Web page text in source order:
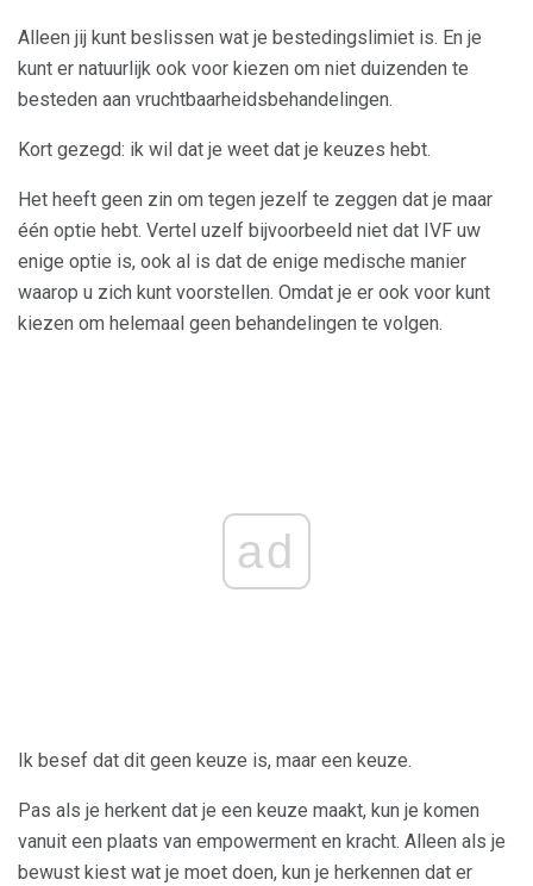
Alleen jij kunt beslissen wat je bestedingslimiet is. En je
kunt er natuurlijk ook voor kiezen om niet duizenden te
besteden aan vruchtbaarheidsbehandelingen.
Kort gezegd: ik wil dat je weet dat je keuzes hebt.
Het heeft geen zin om tegen jezelf te zeggen dat je maar
één optie hebt. Vertel uzelf bijvoorbeeld niet dat IVF uw
enige optie is, ook al is dat de enige medische manier
waarop u zich kunt voorstellen. Omdat je er ook voor kunt
kiezen om helemaal geen behandelingen te volgen.
ad
Ik besef dat dit geen keuze is, maar een keuze.
Pas als je herkent dat je een keuze maakt, kun je komen
vanuit een plaats van empowerment en kracht. Alleen als je
bewust kiest wat je moet doen, kun je herkennen dat er